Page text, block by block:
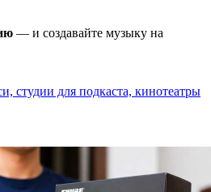
— и создавайте музыку на
студии для подкаста, кинотеатры